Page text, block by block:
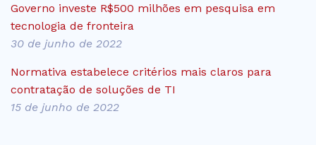
Governo investe R$500 milhões em pesquisa em
tecnologia de fronteira
30 de junho de 2022
Normativa estabelece critérios mais claros para
contratação de soluções de TI
15 de junho de 2022